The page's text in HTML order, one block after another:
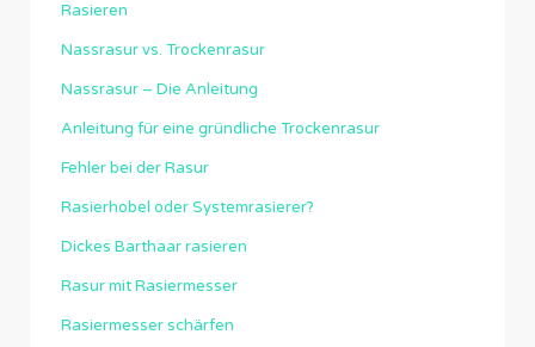
Rasieren
Nassrasur vs. Trockenrasur
Nassrasur – Die Anleitung
Anleitung für eine gründliche Trockenrasur
Fehler bei der Rasur
Rasierhobel oder Systemrasierer?
Dickes Barthaar rasieren
Rasur mit Rasiermesser
Rasiermesser schärfen